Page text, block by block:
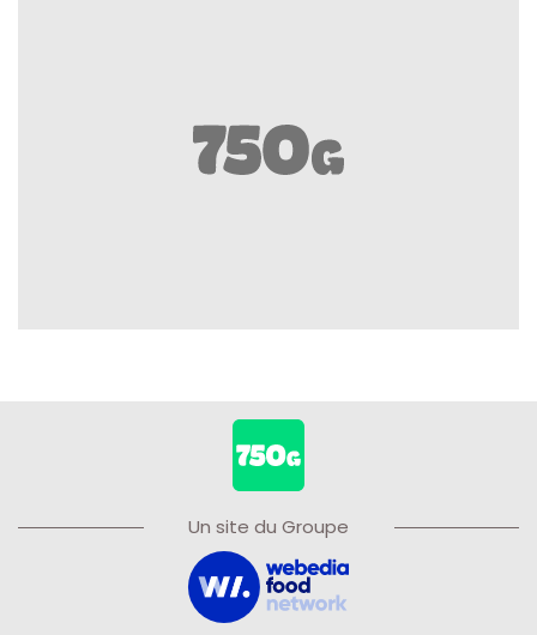
Un site du Groupe